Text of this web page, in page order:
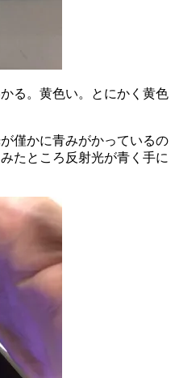
る。黄色い。とにかく黄色
僅かに青みがかっているの
たところ反射光が青く手に